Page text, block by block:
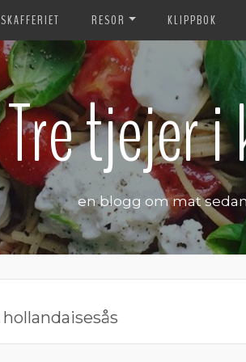
SKAFFERIET RESOR KLIPPBOK
Tre tjejer
en blogg om mat
hollandaisesås